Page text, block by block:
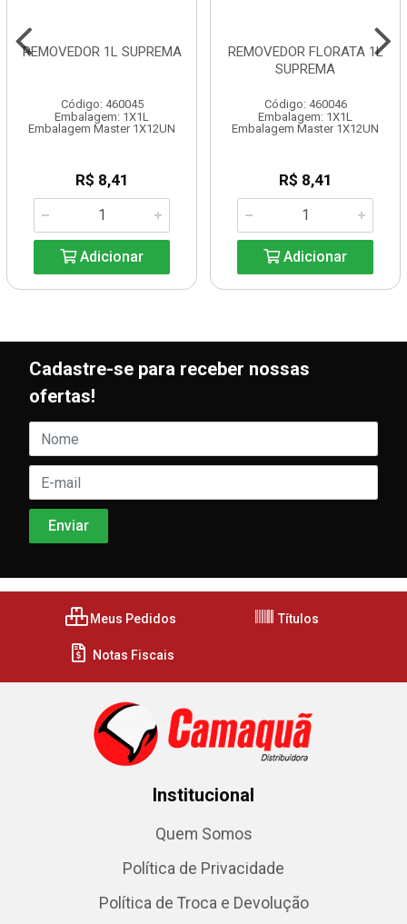
REMOVEDOR 1L SUPREMA
Código: 460045
Embalagem: 1X1L
Embalagem Master 1X12UN
R$ 8,41
Adicionar
REMOVEDOR FLORATA 1L
SUPREMA
Código: 460046
Embalagem: 1X1L
Embalagem Master 1X12UN
R$ 8,41
Adicionar
Cadastre-se para receber nossas
ofertas!
Meus Pedidos Títulos
Notas Fiscais
Institucional
Quem Somos
Política de Privacidade
Política de Troca e Devolução